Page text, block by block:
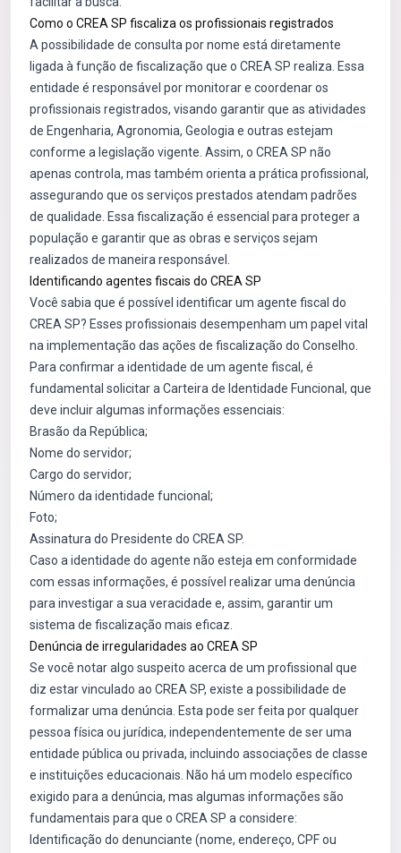
Como o CREA SP fiscaliza os profissionais registrados
A possibilidade de consulta por nome está diretamente
ligada à função de fiscalização que o CREA SP realiza. Essa
entidade é responsável por monitorar e coordenar os
profissionais registrados, visando garantir que as atividades
de Engenharia, Agronomia, Geologia e outras estejam
conforme a legislação vigente. Assim, o CREA SP não
apenas controla, mas também orienta a prática profissional,
assegurando que os serviços prestados atendam padrões
de qualidade. Essa fiscalização é essencial para proteger a
população e garantir que as obras e serviços sejam
realizados de maneira responsável.
Identificando agentes fiscais do CREA SP
Você sabia que é possível identificar um agente fiscal do
CREA SP? Esses profissionais desempenham um papel vital
na implementação das ações de fiscalização do Conselho.
Para confirmar a identidade de um agente fiscal, é
fundamental solicitar a Carteira de Identidade Funcional, que
deve incluir algumas informações essenciais:
Brasão da República;
Nome do servidor;
Cargo do servidor;
Número da identidade funcional;
Foto;
Assinatura do Presidente do CREA SP.
Caso a identidade do agente não esteja em conformidade
com essas informações, é possível realizar uma denúncia
para investigar a sua veracidade e, assim, garantir um
sistema de fiscalização mais eficaz.
Denúncia de irregularidades ao CREA SP
Se você notar algo suspeito acerca de um profissional que
diz estar vinculado ao CREA SP, existe a possibilidade de
formalizar uma denúncia. Esta pode ser feita por qualquer
pessoa física ou jurídica, independentemente de ser uma
entidade pública ou privada, incluindo associações de classe
e instituições educacionais. Não há um modelo específico
exigido para a denúncia, mas algumas informações são
fundamentais para que o CREA SP a considere:
Identificação do denunciante (nome, endereço, CPF ou